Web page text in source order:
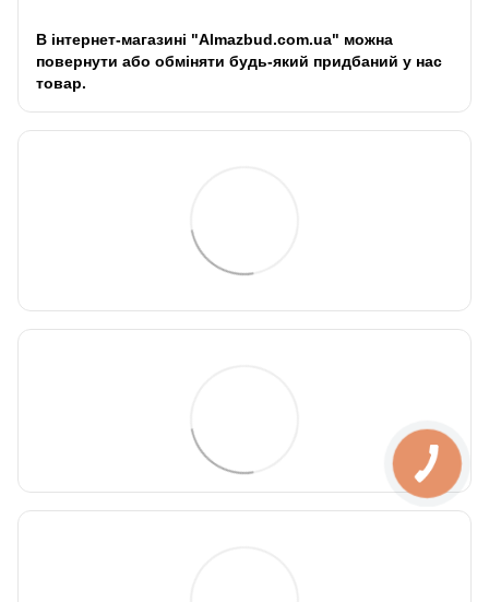
В інтернет-магазині "Almazbud.com.ua" можна
повернути або обміняти будь-який придбаний у нас
товар.